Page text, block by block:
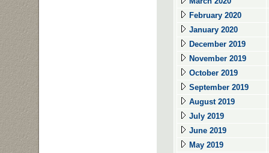
February 2020
January 2020
December 2019
November 2019
October 2019
September 2019
August 2019
July 2019
June 2019
May 2019